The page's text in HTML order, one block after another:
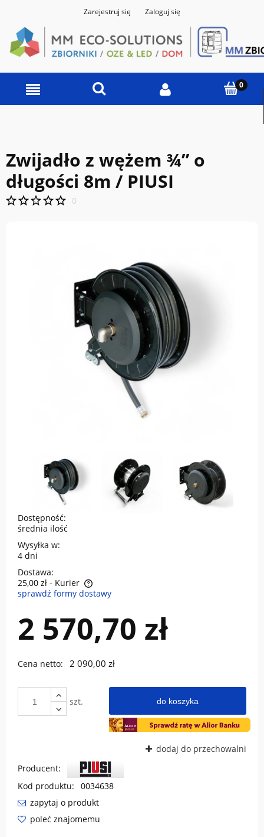
Zarejestruj się Zaloguj się
Zwijadło z wężem ¾” o
długości 8m / PIUSI
0
Dostępność:
średnia ilość
Wysyłka w:
4 dni
Dostawa:
25,00 zł - Kurier
Cena nie zawiera ewentualnych kosztów płatności
sprawdź formy dostawy
2 570,70 zł
Cena netto: 2 090,00 zł
szt. do koszyka
dodaj do przechowalni
Producent:
Kod produktu:
0034638
zapytaj o produkt
poleć znajomemu